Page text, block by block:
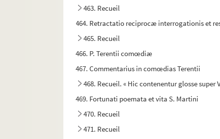
463. Recueil
464. Retractatio reciprocæ interrogationis et
465. Recueil
466. P. Terentii comœdiæ
467. Commentarius in comœdias Terentii
468. Recueil. « Hic contenentur glosse
469. Fortunati poemata et vita S. Martini
470. Recueil
471. Recueil